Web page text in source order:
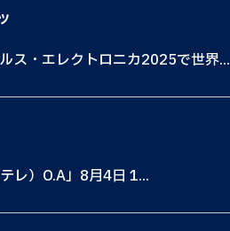
ス・エレクトロニカ2025で世界...
レ）O.A」8月4日 1...